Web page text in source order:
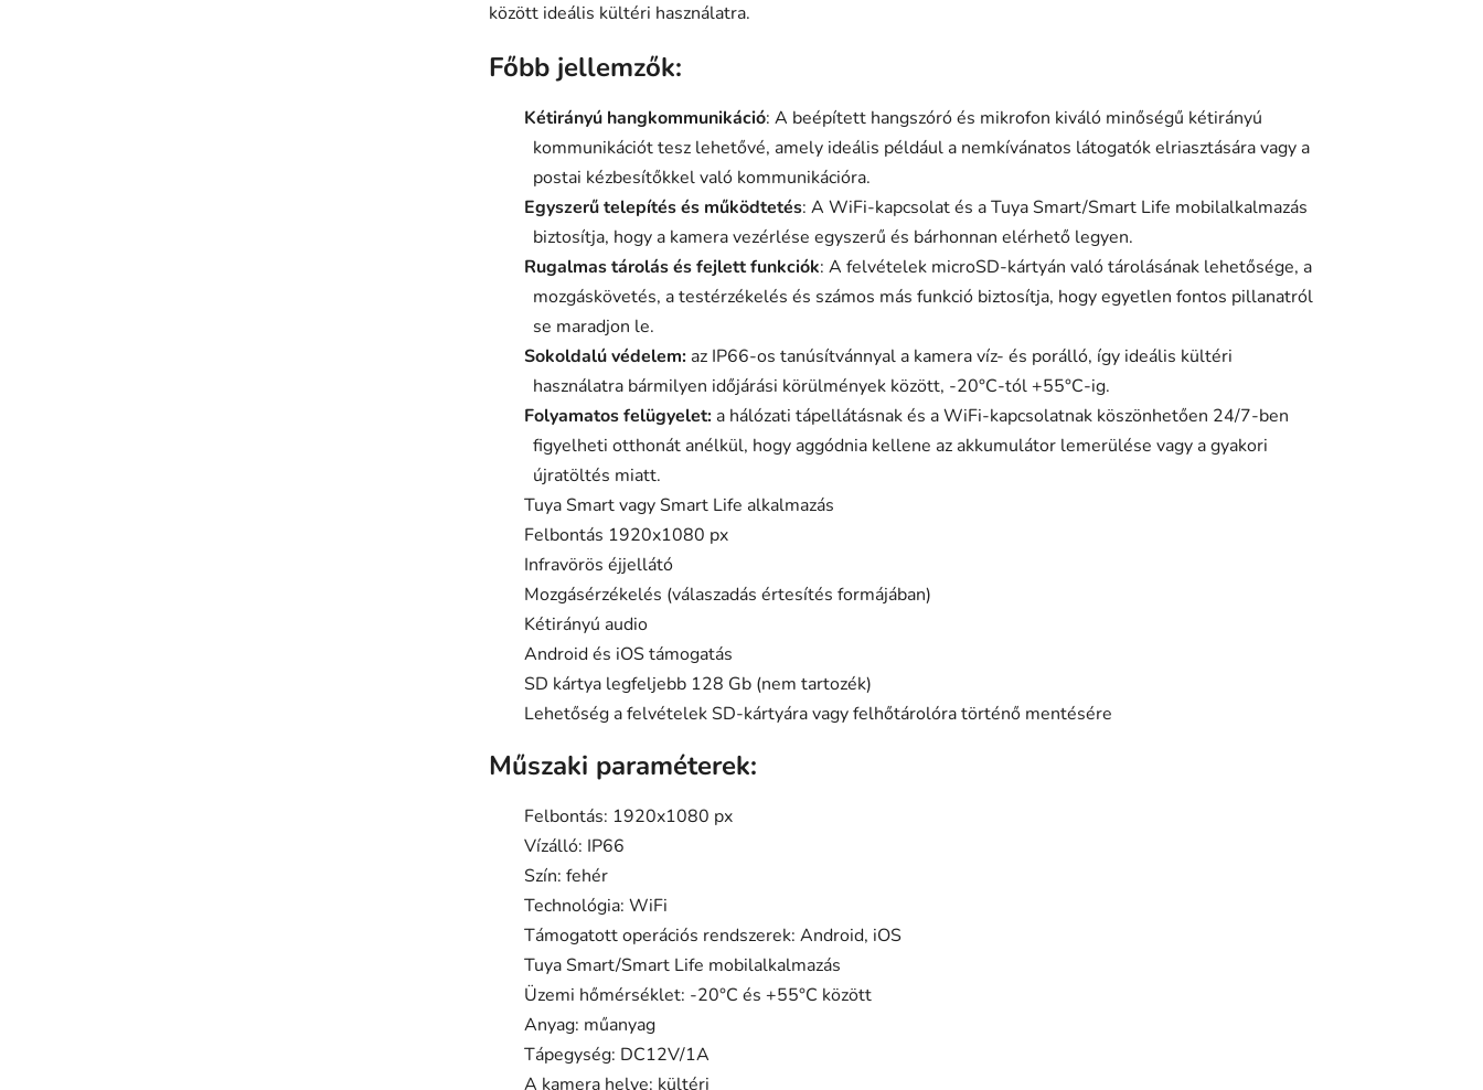
között ideális kültéri használatra.
Főbb jellemzők:
Kétirányú hangkommunikáció: A beépített hangszóró és mikrofon kiváló minőségű kétirányú
kommunikációt tesz lehetővé, amely ideális például a nemkívánatos látogatók elriasztására vagy a
postai kézbesítőkkel való kommunikációra.
Egyszerű telepítés és működtetés: A WiFi-kapcsolat és a Tuya Smart/Smart Life mobilalkalmazás
biztosítja, hogy a kamera vezérlése egyszerű és bárhonnan elérhető legyen.
Rugalmas tárolás és fejlett funkciók: A felvételek microSD-kártyán való tárolásának lehetősége, a
mozgáskövetés, a testérzékelés és számos más funkció biztosítja, hogy egyetlen fontos pillanatról
se maradjon le.
Sokoldalú védelem: az IP66-os tanúsítvánnyal a kamera víz- és porálló, így ideális kültéri
használatra bármilyen időjárási körülmények között, -20°C-tól +55°C-ig.
Folyamatos felügyelet: a hálózati tápellátásnak és a WiFi-kapcsolatnak köszönhetően 24/7-ben
figyelheti otthonát anélkül, hogy aggódnia kellene az akkumulátor lemerülése vagy a gyakori
újratöltés miatt.
Tuya Smart vagy Smart Life alkalmazás
Felbontás 1920x1080 px
Infravörös éjjellátó
Mozgásérzékelés (válaszadás értesítés formájában)
Kétirányú audio
Android és iOS támogatás
SD kártya legfeljebb 128 Gb (nem tartozék)
Lehetőség a felvételek SD-kártyára vagy felhőtárolóra történő mentésére
Műszaki paraméterek:
Felbontás: 1920x1080 px
Vízálló: IP66
Szín: fehér
Technológia: WiFi
Támogatott operációs rendszerek: Android, iOS
Tuya Smart/Smart Life mobilalkalmazás
Üzemi hőmérséklet: -20°C és +55°C között
Anyag: műanyag
Tápegység: DC12V/1A
A kamera helye: kültéri